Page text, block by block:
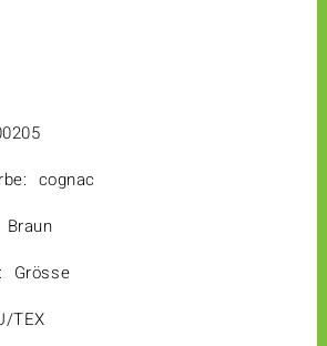
cognac
Braun
Grösse
TEX